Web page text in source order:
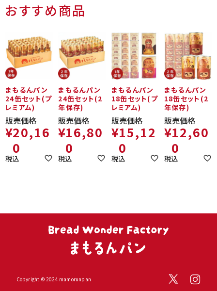
おすすめ商品
まもるんパン
24缶セット(プ
レミアム)
販売価格
¥20,16
0
税込
まもるんパン
24缶セット(2
年保存)
販売価格
¥16,80
0
税込
まもるんパン
18缶セット(プ
レミアム)
販売価格
¥15,12
0
税込
まもるんパン
18缶セット(2
年保存)
販売価格
¥12,60
0
税込
Copyright © 2024 mamorunpan